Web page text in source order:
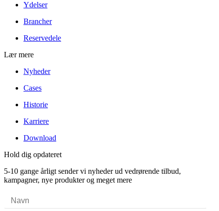
Ydelser
Brancher
Reservedele
Lær mere
Nyheder
Cases
Historie
Karriere
Download
Hold dig opdateret
5-10 gange årligt sender vi nyheder ud vedrørende tilbud,
kampagner, nye produkter og meget mere